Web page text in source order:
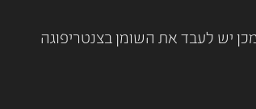
יש לעבד את השומן בצנטריפוגה